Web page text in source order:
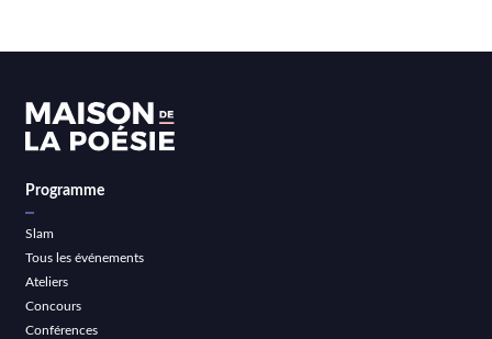
Programme
Slam
Tous les événements
Ateliers
Concours
Conférences